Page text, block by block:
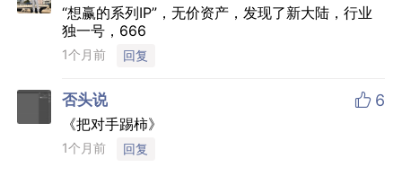
“想赢的系列IP”，无价资产，发现了新大陆，行业
独一号，666
1个月前 回复
否头说  6
《把对手踢柿》
1个月前 回复